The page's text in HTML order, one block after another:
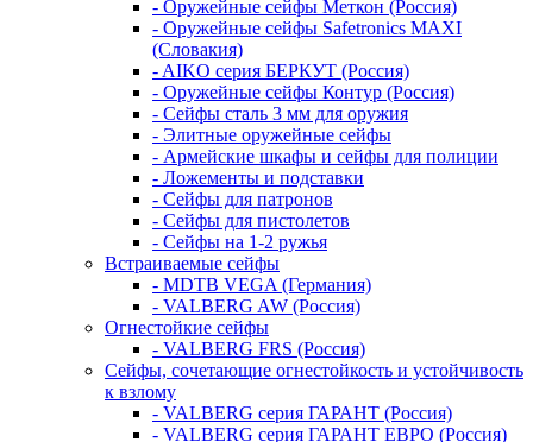
- Оружейные сейфы Меткон (Россия)
- Оружейные сейфы Safetronics MAXI
(Словакия)
- AIKO серия БЕРКУТ (Россия)
- Оружейные сейфы Контур (Россия)
- Сейфы сталь 3 мм для оружия
- Элитные оружейные сейфы
- Армейские шкафы и сейфы для полиции
- Ложементы и подставки
- Сейфы для патронов
- Сейфы для пистолетов
- Сейфы на 1-2 ружья
Встраиваемые сейфы
- MDTB VEGA (Германия)
- VALBERG AW (Россия)
Огнестойкие сейфы
- VALBERG FRS (Россия)
Сейфы, сочетающие огнестойкость и устойчивость
к взлому
- VALBERG серия ГАРАНТ (Россия)
- VALBERG серия ГАРАНТ ЕВРО (Россия)